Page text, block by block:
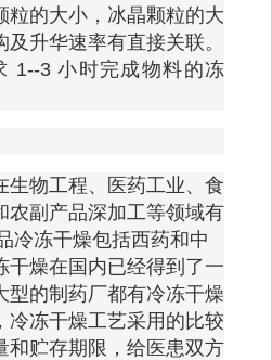
粒的大小，冰晶颗粒的大
升华速率有直接关联。
1--3 小时完成物料的冻
生物工程、医药工业、食
农副产品深加工等领域有
冷冻干燥包括西药和中
干燥在国内已经得到了一
型的制药厂都有冷冻干燥
冷冻干燥工艺采用的比较
和贮存期限，给医患双方